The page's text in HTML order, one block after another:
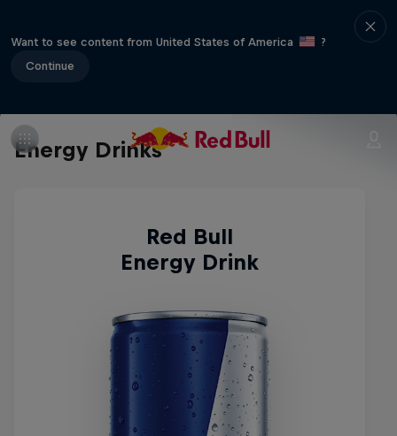
Want to see content from United States of America
?
Continue
Energy Drinks
Red Bull
Energy Drink